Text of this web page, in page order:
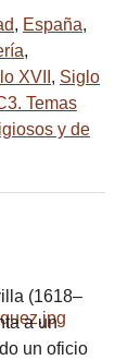
, España,
,
XVII , Siglo
Temas
y de
(1618–
a un
un oficio